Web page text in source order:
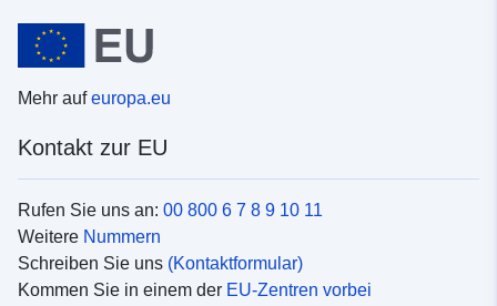
Mehr aufeuropa.eu
Kontakt zur EU
Rufen Sie uns an: 00 800 6 7 8 9 10 11
Weitere Nummern
Schreiben Sie uns (Kontaktformular)
Kommen Sie in einem der EU-Zentren vorbei